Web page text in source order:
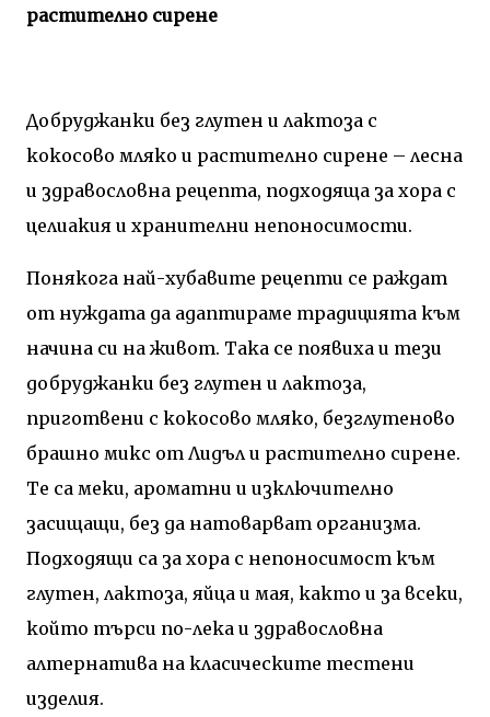
растително сирене
Добруджанки без глутен и лактоза с
кокосово мляко и растително сирене – лесна
и здравословна рецепта, подходяща за хора с
целиакия и хранителни непоносимости.
Понякога най-хубавите рецепти се раждат
от нуждата да адаптираме традицията към
начина си на живот. Така се появиха и тези
добруджанки без глутен и лактоза,
приготвени с кокосово мляко, безглутеново
брашно микс от Лидъл и растително сирене.
Те са меки, ароматни и изключително
засищащи, без да натоварват организма.
Подходящи са за хора с непоносимост към
глутен, лактоза, яйца и мая, както и за всеки,
който търси по-лека и здравословна
алтернатива на класическите тестени
изделия.